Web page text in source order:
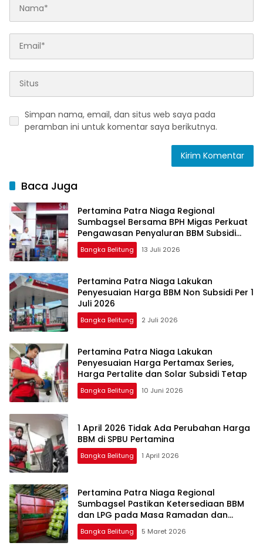
Simpan nama, email, dan situs web saya pada
peramban ini untuk komentar saya berikutnya.
Baca Juga
Pertamina Patra Niaga Regional
Sumbagsel Bersama BPH Migas Perkuat
Pengawasan Penyaluran BBM Subsidi
bagi Nelayan melalui Aplikasi XSTAR
Bangka Belitung 13 Juli 2026
Pertamina Patra Niaga Lakukan
Penyesuaian Harga BBM Non Subsidi Per 1
Juli 2026
Bangka Belitung 2 Juli 2026
Pertamina Patra Niaga Lakukan
Penyesuaian Harga Pertamax Series,
Harga Pertalite dan Solar Subsidi Tetap
Bangka Belitung 10 Juni 2026
1 April 2026 Tidak Ada Perubahan Harga
BBM di SPBU Pertamina
Bangka Belitung 1 April 2026
Pertamina Patra Niaga Regional
Sumbagsel Pastikan Ketersediaan BBM
dan LPG pada Masa Ramadan dan
Menjelang Idulfitri
Bangka Belitung 5 Maret 2026